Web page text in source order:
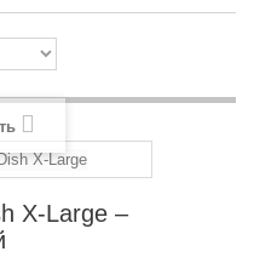
X-Large –